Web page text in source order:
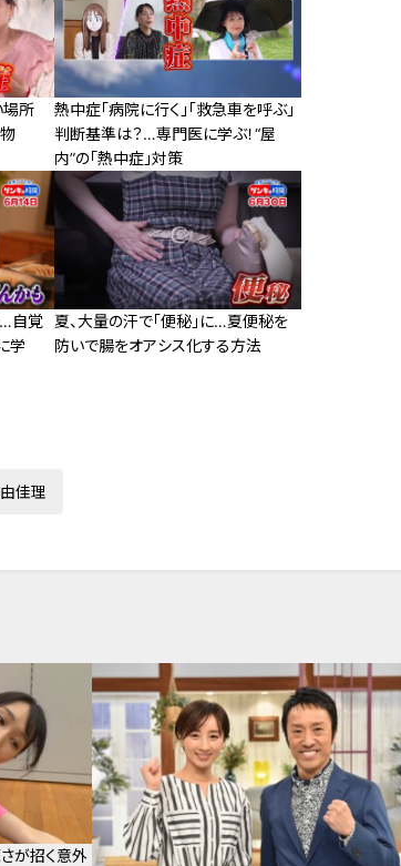
場所
熱中症「病院に行く」「救急車を呼ぶ」
判断基準は？…専門医に学ぶ！“屋
内”の「熱中症」対策
…自覚
学
夏、大量の汗で「便秘」に…夏便秘を
防いで腸をオアシス化する方法
佳理
が招く意外